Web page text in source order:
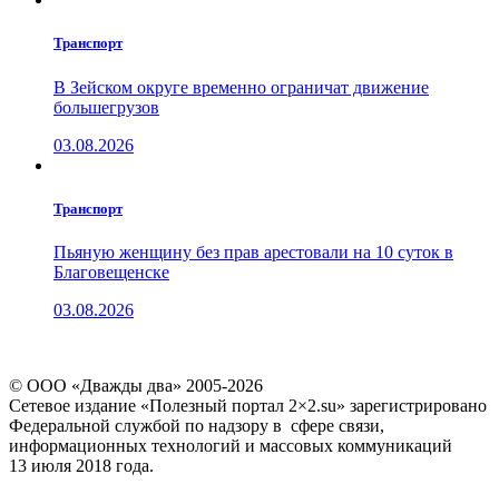
Транспорт
В Зейском округе временно ограничат движение
большегрузов
03.08.2026
Транспорт
Пьяную женщину без прав арестовали на 10 суток в
Благовещенске
03.08.2026
© ООО «Дважды два» 2005-2026
Сетевое издание «Полезный портал 2×2.su» зарегистрировано
Федеральной службой по надзору в сфере связи,
информационных технологий и массовых коммуникаций
13 июля 2018 года.